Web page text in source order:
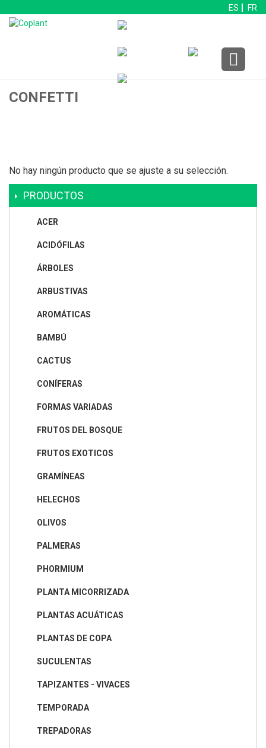
ES FR
CONFETTI
No hay ningún producto que se ajuste a su selección.
PRODUCTOS
ACER
ACIDÓFILAS
ÁRBOLES
ARBUSTIVAS
AROMÁTICAS
BAMBÚ
CACTUS
CONÍFERAS
FORMAS VARIADAS
FRUTOS DEL BOSQUE
FRUTOS EXOTICOS
GRAMÍNEAS
HELECHOS
OLIVOS
PALMERAS
PHORMIUM
PLANTA MICORRIZADA
PLANTAS ACUÁTICAS
PLANTAS DE COPA
SUCULENTAS
TAPIZANTES - VIVACES
TEMPORADA
TREPADORAS